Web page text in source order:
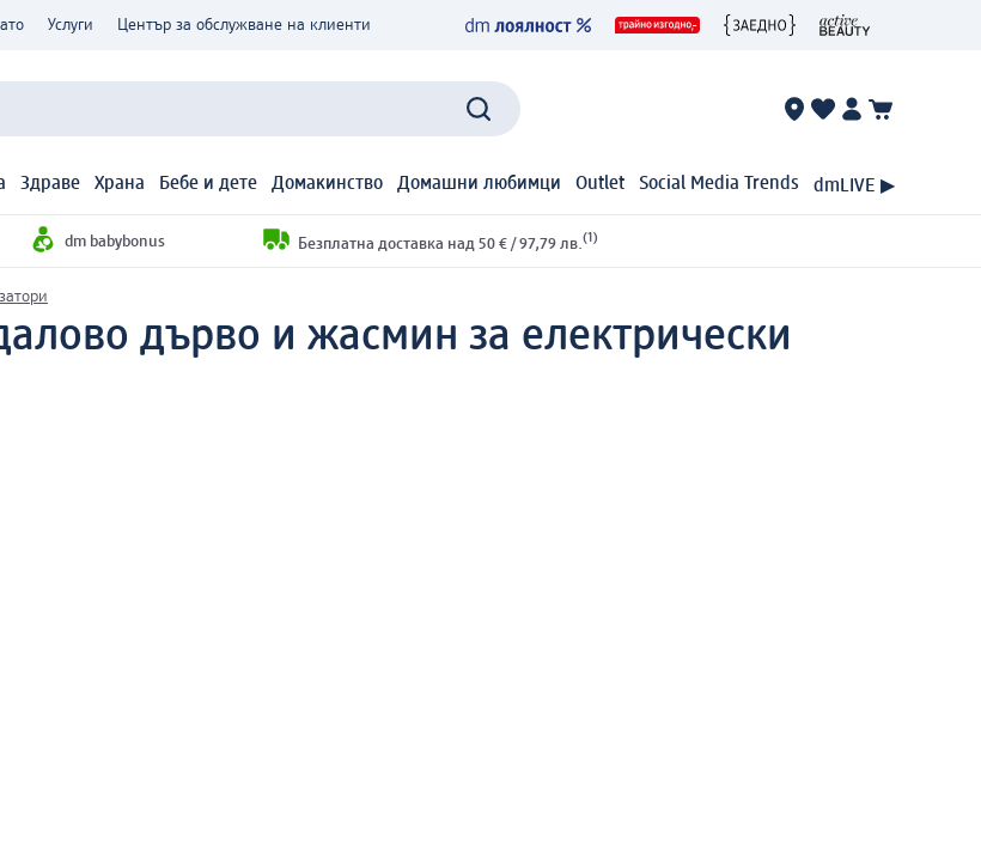
Услуги Център за обслужване на клиенти
Здраве Храна Бебе и дете Домакинство Домашни любимци Outlet Social Media Trends dmLIVE ▶
dm babybonus Безплатна доставка над 50 € / 97,79 лв. (1)
дърво и жасмин за електрически